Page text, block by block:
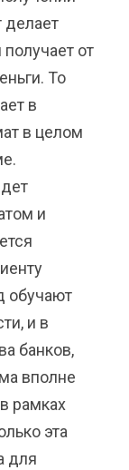
делает
от
То
в
в целом
и
обучают
и в
банков,
вполне
рамках
эта
для